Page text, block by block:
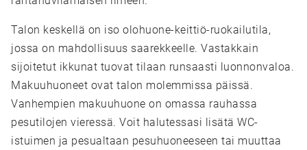
Talon keskellä on iso olohuone-keittiö-ruokailutila,
jossa on mahdollisuus saarekkeelle. Vastakkain
sijoitetut ikkunat tuovat tilaan runsaasti luonnonvaloa.
Makuuhuoneet ovat talon molemmissa päissä.
Vanhempien makuuhuone on omassa rauhassa
pesutilojen vieressä. Voit halutessasi lisätä WC-
istuimen ja pesualtaan pesuhuoneeseen tai muuttaa